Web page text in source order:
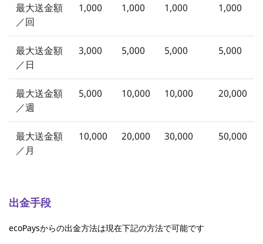
最大送金額
／回
1,000 1,000 1,000 1,000
最大送金額
／日
3,000 5,000 5,000 5,000
最大送金額
／週
5,000 10,000 10,000 20,000
最大送金額
／月
10,000 20,000 30,000 50,000
出金手段
ecoPaysからの出金方法は現在下記の方法で可能です